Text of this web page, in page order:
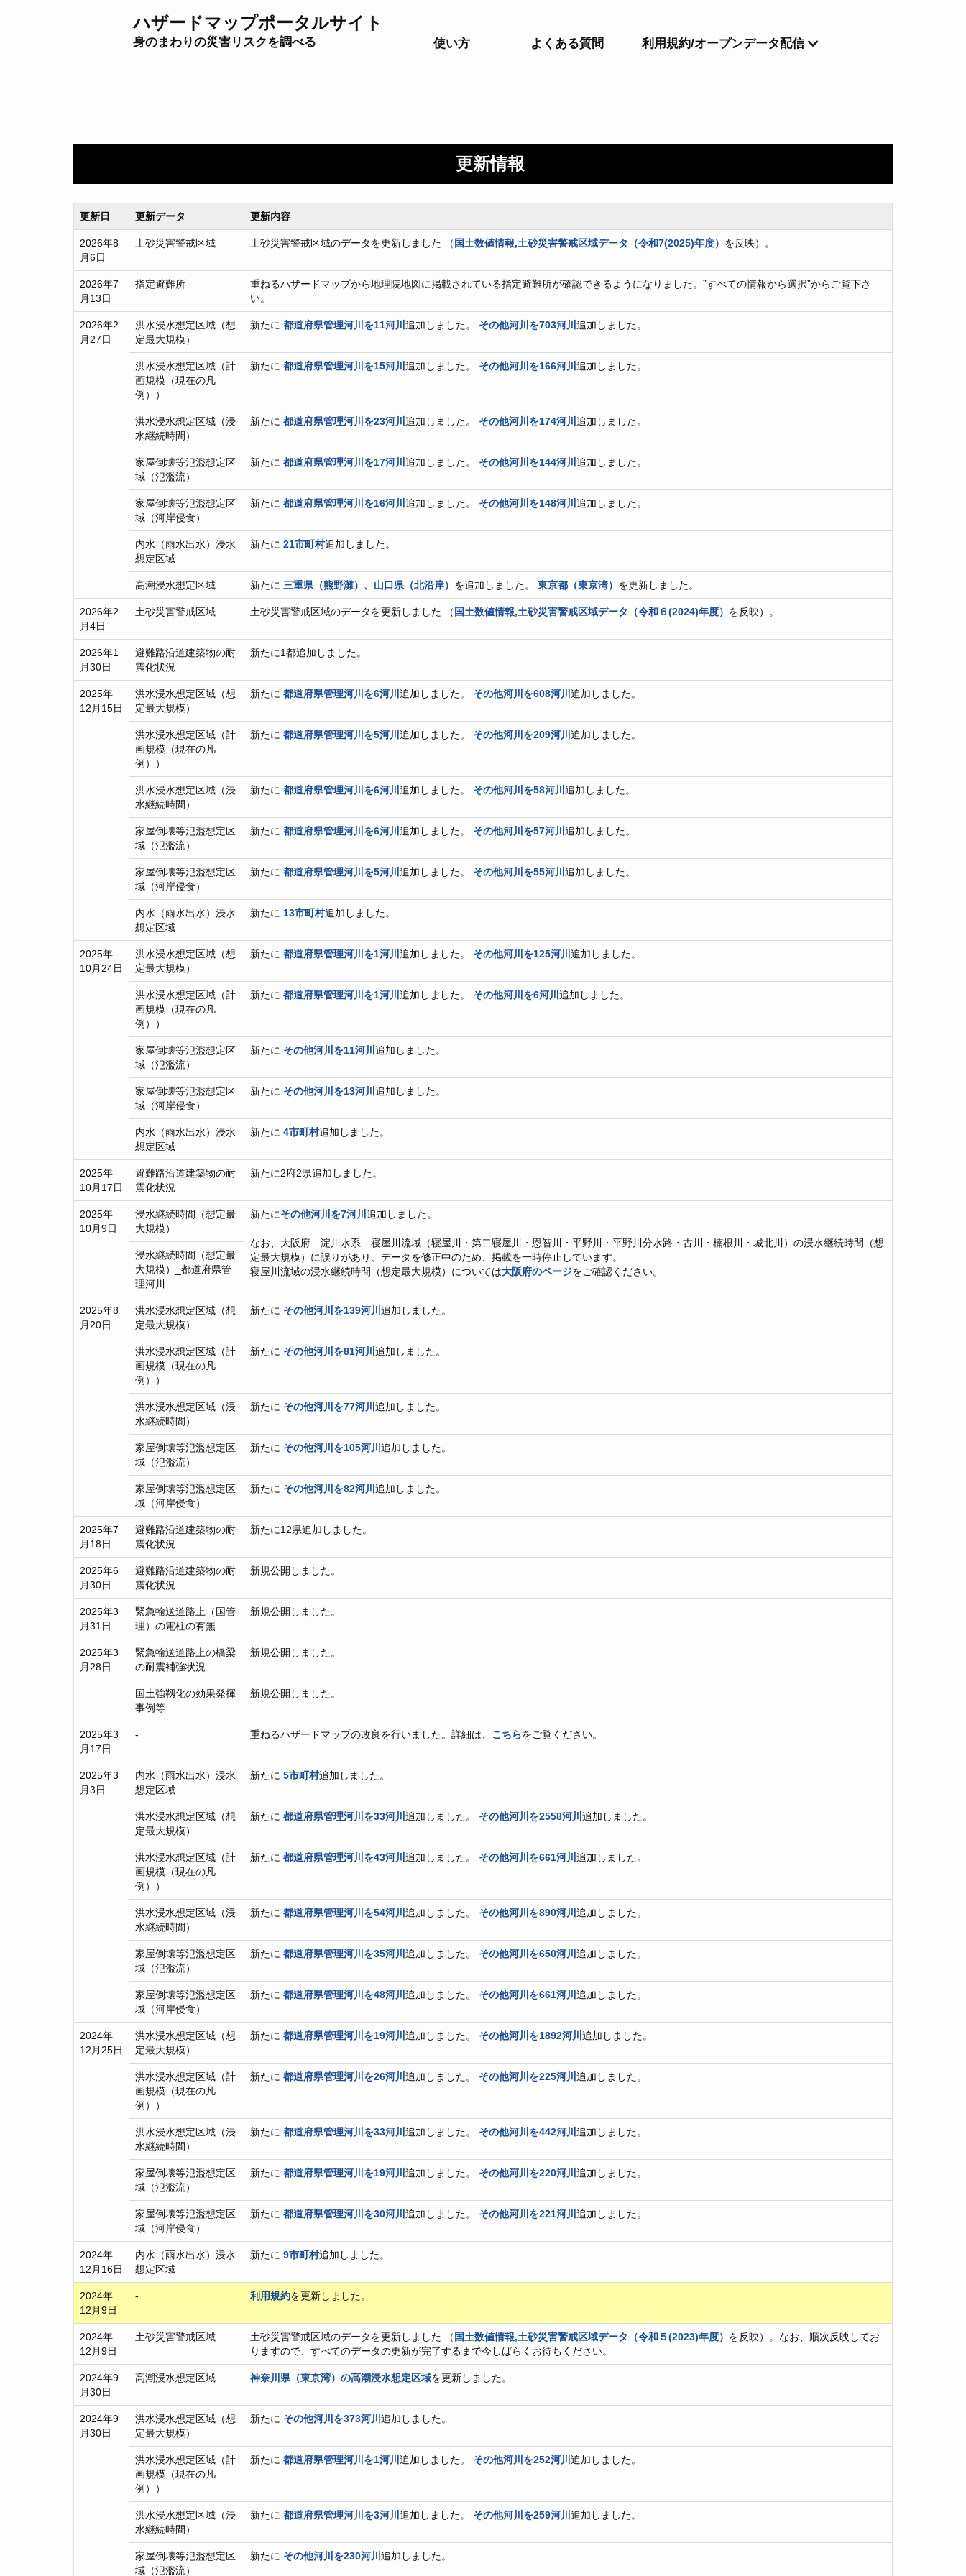
ハザードマップポータルサイト
身のまわりの災害リスクを調べる 使い方 よくある質問 利用規約/オープンデータ配信
更新情報
更新日 更新データ 更新内容
2026年8
月6日
土砂災害警戒区域 土砂災害警戒区域のデータを更新しました （ 国土数値情報,土砂災害警戒区域データ（令和7(2025)年度） を反映）。
2026年7
月13日
指定避難所
重ねるハザードマップから地理院地図に掲載されている指定避難所が確認できるようになりました。”すべての情報から選択”からご覧下さ
い。
2026年2
月27日
洪水浸水想定区域（想
定最大規模）
新たに 都道府県管理河川を11河川 追加しました。 その他河川を703河川 追加しました。
洪水浸水想定区域（計
画規模（現在の凡
例））
新たに 都道府県管理河川を15河川 追加しました。 その他河川を166河川 追加しました。
洪水浸水想定区域（浸
水継続時間）
新たに 都道府県管理河川を23河川 追加しました。 その他河川を174河川 追加しました。
家屋倒壊等氾濫想定区
域（氾濫流）
新たに 都道府県管理河川を17河川 追加しました。 その他河川を144河川 追加しました。
家屋倒壊等氾濫想定区
域（河岸侵食）
新たに 都道府県管理河川を16河川 追加しました。 その他河川を148河川 追加しました。
内水（雨水出水）浸水
想定区域
新たに 21市町村追加しました。
高潮浸水想定区域 新たに 三重県（熊野灘）、山口県（北沿岸） を追加しました。 東京都（東京湾） を更新しました。
2026年2
月4日
土砂災害警戒区域 土砂災害警戒区域のデータを更新しました （ 国土数値情報,土砂災害警戒区域データ（令和６(2024)年度） を反映）。
2026年1
月30日
避難路沿道建築物の耐
震化状況
新たに1都追加しました。
2025年
12月15日
洪水浸水想定区域（想
定最大規模）
新たに 都道府県管理河川を6河川 追加しました。 その他河川を608河川 追加しました。
洪水浸水想定区域（計
画規模（現在の凡
例））
新たに 都道府県管理河川を5河川 追加しました。 その他河川を209河川 追加しました。
洪水浸水想定区域（浸
水継続時間）
新たに 都道府県管理河川を6河川 追加しました。 その他河川を58河川 追加しました。
家屋倒壊等氾濫想定区
域（氾濫流）
新たに 都道府県管理河川を6河川 追加しました。 その他河川を57河川 追加しました。
家屋倒壊等氾濫想定区
域（河岸侵食）
新たに 都道府県管理河川を5河川 追加しました。 その他河川を55河川 追加しました。
内水（雨水出水）浸水
想定区域
新たに 13市町村追加しました。
2025年
10月24日
洪水浸水想定区域（想
定最大規模）
新たに 都道府県管理河川を1河川 追加しました。 その他河川を125河川 追加しました。
洪水浸水想定区域（計
画規模（現在の凡
例））
新たに 都道府県管理河川を1河川 追加しました。 その他河川を6河川 追加しました。
家屋倒壊等氾濫想定区
域（氾濫流）
新たに その他河川を11河川 追加しました。
家屋倒壊等氾濫想定区
域（河岸侵食）
新たに その他河川を13河川 追加しました。
内水（雨水出水）浸水
想定区域
新たに 4市町村追加しました。
2025年
10月17日
避難路沿道建築物の耐
震化状況
新たに2府2県追加しました。
2025年
10月9日
浸水継続時間（想定最
大規模）
新たにその他河川を7河川 追加しました。
なお、大阪府 淀川水系 寝屋川流域（寝屋川・第二寝屋川・恩智川・平野川・平野川分水路・古川・楠根川・城北川）の浸水継続時間（想
定最大規模）に誤りがあり、データを修正中のため、掲載を一時停止しています。
寝屋川流域の浸水継続時間（想定最大規模）については大阪府のページをご確認ください。
浸水継続時間（想定最
大規模）_都道府県管
理河川
2025年8
月20日
洪水浸水想定区域（想
定最大規模）
新たに その他河川を139河川 追加しました。
洪水浸水想定区域（計
画規模（現在の凡
例））
新たに その他河川を81河川 追加しました。
洪水浸水想定区域（浸
水継続時間）
新たに その他河川を77河川 追加しました。
家屋倒壊等氾濫想定区
域（氾濫流）
新たに その他河川を105河川 追加しました。
家屋倒壊等氾濫想定区
域（河岸侵食）
新たに その他河川を82河川 追加しました。
2025年7
月18日
避難路沿道建築物の耐
震化状況
新たに12県追加しました。
2025年6
月30日
避難路沿道建築物の耐
震化状況
新規公開しました。
2025年3
月31日
緊急輸送道路上（国管
理）の電柱の有無
新規公開しました。
2025年3
月28日
緊急輸送道路上の橋梁
の耐震補強状況
新規公開しました。
国土強靱化の効果発揮
事例等
新規公開しました。
2025年3
月17日
- 重ねるハザードマップの改良を行いました。詳細は、 こちらをご覧ください。
2025年3
月3日
内水（雨水出水）浸水
想定区域
新たに 5市町村追加しました。
洪水浸水想定区域（想
定最大規模）
新たに 都道府県管理河川を33河川 追加しました。 その他河川を2558河川 追加しました。
洪水浸水想定区域（計
画規模（現在の凡
例））
新たに 都道府県管理河川を43河川 追加しました。 その他河川を661河川 追加しました。
洪水浸水想定区域（浸
水継続時間）
新たに 都道府県管理河川を54河川 追加しました。 その他河川を890河川 追加しました。
家屋倒壊等氾濫想定区
域（氾濫流）
新たに 都道府県管理河川を35河川 追加しました。 その他河川を650河川 追加しました。
家屋倒壊等氾濫想定区
域（河岸侵食）
新たに 都道府県管理河川を48河川 追加しました。 その他河川を661河川 追加しました。
2024年
12月25日
洪水浸水想定区域（想
定最大規模）
新たに 都道府県管理河川を19河川 追加しました。 その他河川を1892河川 追加しました。
洪水浸水想定区域（計
画規模（現在の凡
例））
新たに 都道府県管理河川を26河川 追加しました。 その他河川を225河川 追加しました。
洪水浸水想定区域（浸
水継続時間）
新たに 都道府県管理河川を33河川 追加しました。 その他河川を442河川 追加しました。
家屋倒壊等氾濫想定区
域（氾濫流）
新たに 都道府県管理河川を19河川 追加しました。 その他河川を220河川 追加しました。
家屋倒壊等氾濫想定区
域（河岸侵食）
新たに 都道府県管理河川を30河川 追加しました。 その他河川を221河川 追加しました。
2024年
12月16日
内水（雨水出水）浸水
想定区域
新たに 9市町村追加しました。
2024年
12月9日
- 利用規約を更新しました。
2024年
12月9日
土砂災害警戒区域 土砂災害警戒区域のデータを更新しました （ 国土数値情報,土砂災害警戒区域データ（令和５(2023)年度） を反映）。なお、順次反映してお
りますので、すべてのデータの更新が完了するまで今しばらくお待ちください。
2024年9
月30日
高潮浸水想定区域 神奈川県（東京湾）の高潮浸水想定区域を更新しました。
2024年9
月30日
洪水浸水想定区域（想
定最大規模）
新たに その他河川を373河川 追加しました。
洪水浸水想定区域（計
画規模（現在の凡
例））
新たに 都道府県管理河川を1河川 追加しました。 その他河川を252河川 追加しました。
洪水浸水想定区域（浸
水継続時間）
新たに 都道府県管理河川を3河川 追加しました。 その他河川を259河川 追加しました。
家屋倒壊等氾濫想定区
域（氾濫流）
新たに その他河川を230河川 追加しました。